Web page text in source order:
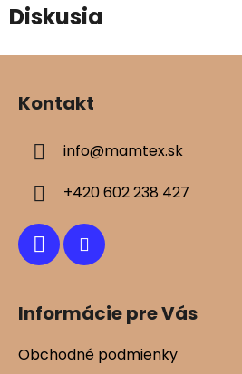
Diskusia
Kontakt
info@mamtex.sk
+420 602 238 427
Informácie pre Vás
Obchodné podmienky